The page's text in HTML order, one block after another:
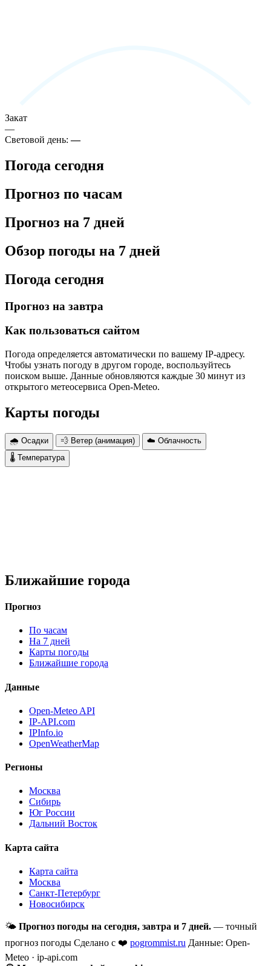
Закат
—
Световой день:—
Погода сегодня
Прогноз по часам
Прогноз на 7 дней
Обзор погоды на 7 дней
Погода сегодня
Прогноз на завтра
Как пользоваться сайтом
Погода определяется автоматически по вашему IP-адресу.
Чтобы узнать погоду в другом городе, воспользуйтесь
поиском выше. Данные обновляются каждые 30 минут из
открытого метеосервиса Open-Meteo.
Карты погоды
🌧 Осадки 💨 Ветер (анимация)
☁️ Облачность
🌡 Температура
Ближайшие города
Прогноз
По часам
На 7 дней
Карты погоды
Ближайшие города
Данные
Open-Meteo API
IP-API.com
IPInfo.io
OpenWeatherMap
Регионы
Москва
Сибирь
Юг России
Дальний Восток
Карта сайта
Карта сайта
Москва
Санкт-Петербург
Новосибирск
🌤 Прогноз погоды на сегодня, завтра и 7 дней. — точный
прогноз погоды Сделано с ❤️ pogrommist.ru Данные: Open-
Meteo · ip-api.com